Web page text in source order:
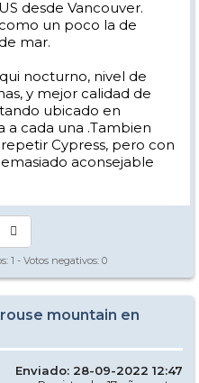
desde Vancouver.
un poco la de
mar.
nocturno, nivel de
y mejor calidad de
ubicado en
a cada una .Tambien
Cypress, pero con
aconsejable
1 - Votos negativos: 0
mountain en
Enviado: 28-09-2022 12:47